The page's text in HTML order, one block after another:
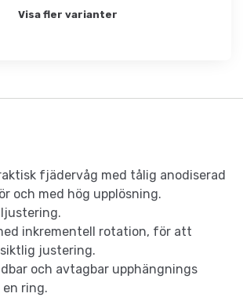
Visa fler varianter
fjädervåg med tålig anodiserad
och med hög upplösning.
inkrementell rotation, för att
justering.
och avtagbar upphängnings
en ring.